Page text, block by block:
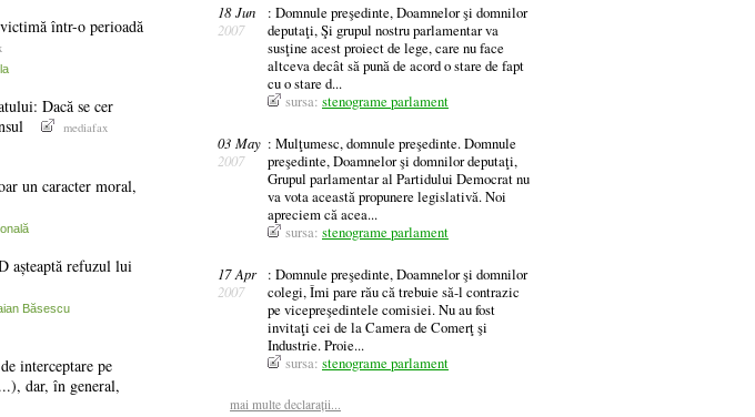
într-o perioadă
Dacă se cer
mediafax
un caracter moral,
așteaptă refuzul lui
Băsescu
interceptare pe
dar, în general,
18 Jun
2007
: Domnule preşedinte, Doamnelor şi domnilor
deputaţi, Şi grupul nostru parlamentar va
susţine acest proiect de lege, care nu face
altceva decât să pună de acord o stare de fapt
cu o stare d...
sursa: stenograme parlament
03 May
2007
: Mulţumesc, domnule preşedinte. Domnule
preşedinte, Doamnelor şi domnilor deputaţi,
Grupul parlamentar al Partidului Democrat nu
va vota această propunere legislativă. Noi
apreciem că acea...
sursa: stenograme parlament
17 Apr
2007
: Domnule preşedinte, Doamnelor şi domnilor
colegi, Îmi pare rău că trebuie să-l contrazic
pe vicepreşedintele comisiei. Nu au fost
invitaţi cei de la Camera de Comerţ şi
Industrie. Proie...
sursa: stenograme parlament
mai multe declarații...